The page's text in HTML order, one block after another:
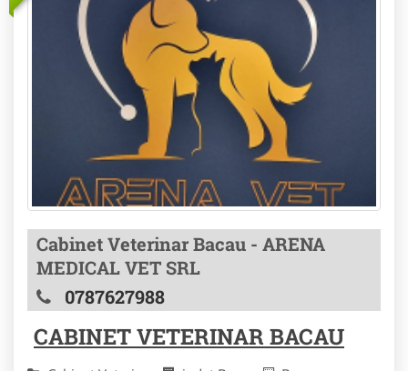
Cabinet Veterinar Bacau - ARENA
MEDICAL VET SRL
0787627988
CABINET VETERINAR BACAU